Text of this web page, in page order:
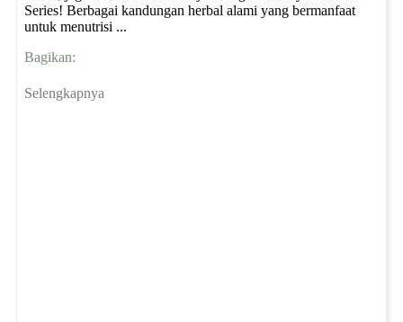
Series! Berbagai kandungan herbal alami yang bermanfaat
untuk menutrisi ...
Bagikan:
Selengkapnya